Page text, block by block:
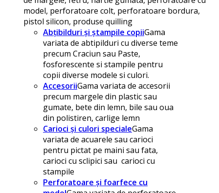
model, perforatoare colt, perforatoare bordura,
pistol silicon, produse quilling
Abțibilduri și ștampile copiiGama
variata de abtipilduri cu diverse teme
precum Craciun sau Paste,
fosforescente si stampile pentru
copii diverse modele si culori.
AccesoriiGama variata de accesorii
precum margele din plastic sau
gumate, bete din lemn, bile sau oua
din polistiren, carlige lemn
Carioci și culori specialeGama
variata de acuarele sau carioci
pentru pictat pe maini sau fata,
carioci cu sclipici sau carioci cu
stampile
Perforatoare și foarfece cu